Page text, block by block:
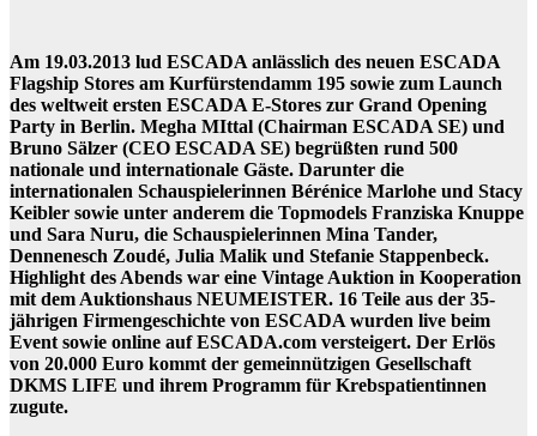
Am 19.03.2013 lud ESCADA anlässlich des neuen ESCADA
Flagship Stores am Kurfürstendamm 195 sowie zum Launch
des weltweit ersten ESCADA E-Stores zur Grand Opening
Party in Berlin. Megha MIttal (Chairman ESCADA SE) und
Bruno Sälzer (CEO ESCADA SE) begrüßten rund 500
nationale und internationale Gäste. Darunter die
internationalen Schauspielerinnen Bérénice Marlohe und Stacy
Keibler sowie unter anderem die Topmodels Franziska Knuppe
und Sara Nuru, die Schauspielerinnen Mina Tander,
Dennenesch Zoudé, Julia Malik und Stefanie Stappenbeck.
Highlight des Abends war eine Vintage Auktion in Kooperation
mit dem Auktionshaus NEUMEISTER. 16 Teile aus der 35-
jährigen Firmengeschichte von ESCADA wurden live beim
Event sowie online auf ESCADA.com versteigert. Der Erlös
von 20.000 Euro kommt der gemeinnützigen Gesellschaft
DKMS LIFE und ihrem Programm für Krebspatientinnen
zugute.